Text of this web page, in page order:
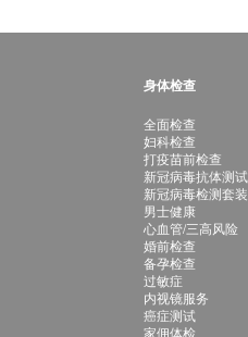
身体检查
全面检查
妇科检查
打疫苗前检查
新冠病毒抗体测试
新冠病毒检测套装
男士健康
心血管/三高风险
婚前检查
备孕检查
过敏症
内视镜服务
癌症测试
家佣体检